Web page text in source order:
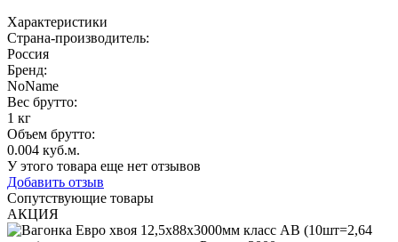
Характеристики
Страна-производитель:
Россия
Бренд:
NoName
Вес брутто:
1 кг
Объем брутто:
0.004 куб.м.
У этого товара еще нет отзывов
Добавить отзыв
Сопутствующие товары
АКЦИЯ